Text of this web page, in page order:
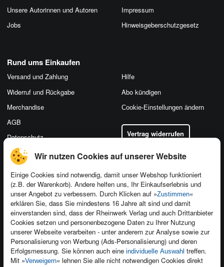
Wir nutzen Cookies auf unserer Website
Einige Cookies sind notwendig, damit unser Webshop funktioniert
(z.B. der Warenkorb). Andere helfen uns, Ihr Einkaufserlebnis und
unser Angebot zu verbessern. Durch Klicken auf »Zustimmen«
erklären Sie, dass Sie mindestens 16 Jahre alt sind und damit
einverstanden sind, dass der Rheinwerk Verlag und auch Drittanbieter
Cookies setzen und personenbezogene Daten zu Ihrer Nutzung
unserer Webseite verarbeiten - unter anderem zur Analyse sowie zur
Personalisierung von Werbung (Ads-Personalisierung) und deren
Erfolgsmessung. Sie können auch eine individuelle Auswahl treffen.
Mit »Verweigern« lehnen Sie alle nicht notwendigen Cookies direkt
Unsere Autorinnen und Autoren
Jobs
Impressum
Hinweis­geber­schutz­gesetz
Kontakt
Newsletter
Für Unternehmen
Presseservice
Dozentenservice
Produktfeedback
Foreign Rights
Ein Buch schreiben
Rund ums Einkaufen
Versand und Zahlung
Widerruf und Rückgabe
Merchandise
AGB
Datenschutz
Hilfe
Abo kündigen
Cookie-Einstellungen ändern
Vertrag widerrufen